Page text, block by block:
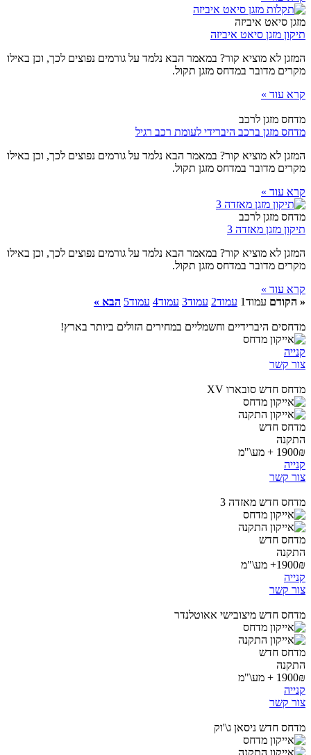
מזגן סיאט איביזה
תיקון מזגן סיאט איביזה
המזגן לא מוציא קור? במאמר הבא נלמד על גורמים נפוצים לכך, וכן באילו
מקרים מדובר במדחס מזגן תקול.
קרא עוד »
מדחס מזגן לרכב
מדחס מזגן ברכב היברידי לעומת רכב רגיל
המזגן לא מוציא קור? במאמר הבא נלמד על גורמים נפוצים לכך, וכן באילו
מקרים מדובר במדחס מזגן תקול.
קרא עוד »
מדחס מזגן לרכב
תיקון מזגן מאזדה 3
המזגן לא מוציא קור? במאמר הבא נלמד על גורמים נפוצים לכך, וכן באילו
מקרים מדובר במדחס מזגן תקול.
קרא עוד »
« הקודם עמוד1 עמוד2 עמוד3 עמוד4 עמוד5 הבא »
מדחסים היברידיים וחשמליים במחירים הזולים ביותר בארץ!
קנייה
צור קשר
מדחס חדש סובארו XV
מדחס חדש
התקנה
1900₪ + מע\"מ
קנייה
צור קשר
מדחס חדש מאזדה 3
מדחס חדש
התקנה
1900₪+ מע\"מ
קנייה
צור קשר
מדחס חדש מיצובישי אאוטלנדר
מדחס חדש
התקנה
1900₪ + מע\"מ
קנייה
צור קשר
מדחס חדש ניסאן ג\'וק